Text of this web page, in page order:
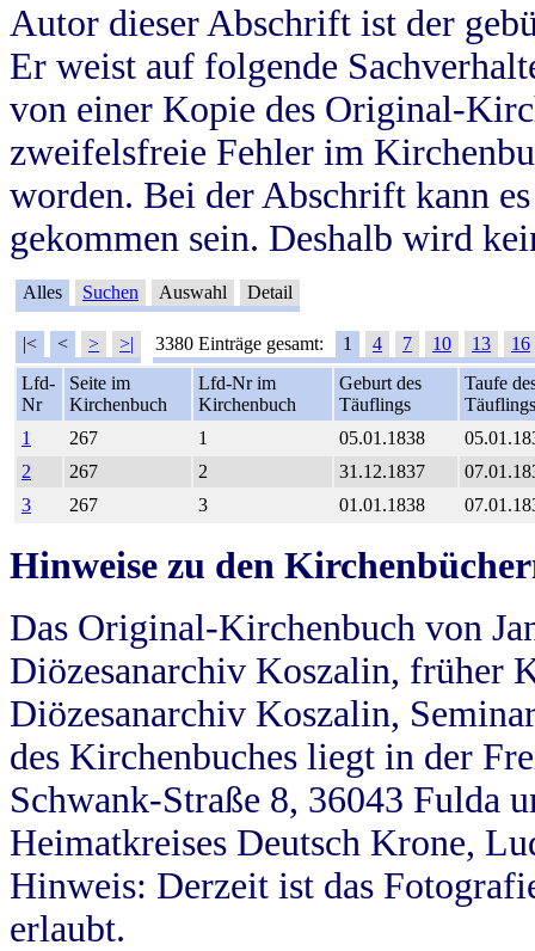
Autor dieser Abschrift ist der
Er weist auf folgende
von einer Kopie des Original-
zweifelsfreie Fehler im
worden. Bei der Abschrift kann
gekommen sein. Deshalb wird
Alles Suchen Auswahl Detail
|< < > >| 3380 Einträge gesamt: 1 4 7 10 13
16
Lfd-
Nr
Seite im
Kirchenbuch
Lfd-Nr im
Kirchenbuch
Geburt des
Täuflings
Taufe
Täuflings
1
267 1 05.01.1838
2
267 2 31.12.1837
3
267 3 01.01.1838
Hinweise zu den
Das Original-Kirchenbuch von
Diözesanarchiv Koszalin, früher
Diözesanarchiv Koszalin,
des Kirchenbuches liegt in der
Schwank-Straße 8, 36043 Fulda
Heimatkreises Deutsch Krone,
Hinweis: Derzeit ist das
erlaubt.